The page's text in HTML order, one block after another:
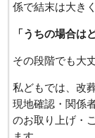
係で結末は大き
「うちの場合は
その段階でも大
私どもでは、改
現地確認・関係
のお取り上げ・